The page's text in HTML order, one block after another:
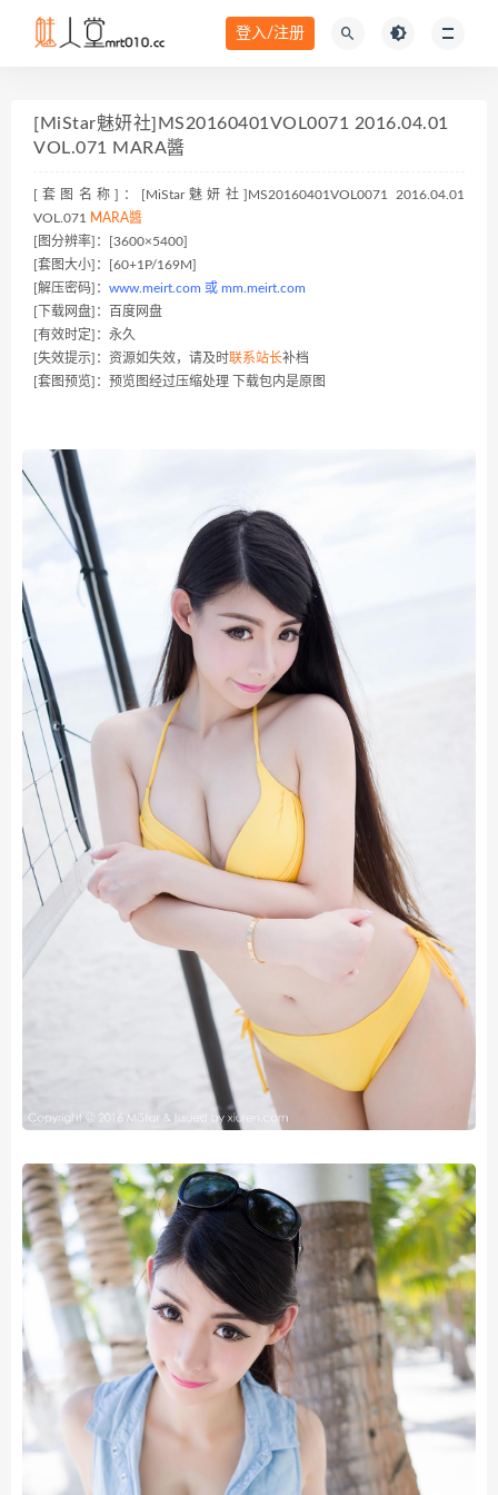
登入/注册
[MiStar魅妍社]MS20160401VOL0071 2016.04.01
VOL.071 MARA醬
[套图名称]：[MiStar魅妍社]MS20160401VOL0071 2016.04.01
VOL.071 MARA醬
[图分辨率]：[3600×5400]
[套图大小]：[60+1P/169M]
[解压密码]： www.meirt.com 或 mm.meirt.com
[下载网盘]：百度网盘
[有效时定]：永久
[失效提示]：资源如失效，请及时联系站长补档
[套图预览]：预览图经过压缩处理 下载包内是原图